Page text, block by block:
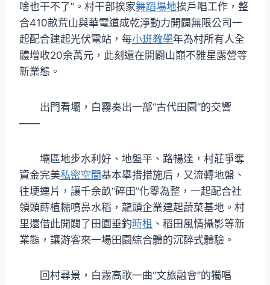
啥也干不了”。村干部挨家舞蹈場地挨戶唱工作，整
合410畝荒山與華電道成乾淨動力開闢無限公司一
起配合建起光伏電站，每小班教學年為村所有人全
體增收20余萬元，此刻還在開闢山巔不雅星露營等
新業態。
出門看壩，白霧奏出一部“古代田園”的交響
——
壩區地步水利好、地盤平、路暢達，村莊爭奪
資金完美私密空間基本舉措措施后，又流轉地盤、
往埂連片，讓千余畝“碎田”化零為整，一起配合社
領頭蒔植糯噴鼻水稻，龍頭企業建起蔬菜基地。村
里還借此開闢了田園垂釣時租 、稻田風情攝影等新
業態，讓游客來一場田園綜合體的沉醉式體驗。
回村尋景，白霧高歌一曲“文旅融會”的獨唱